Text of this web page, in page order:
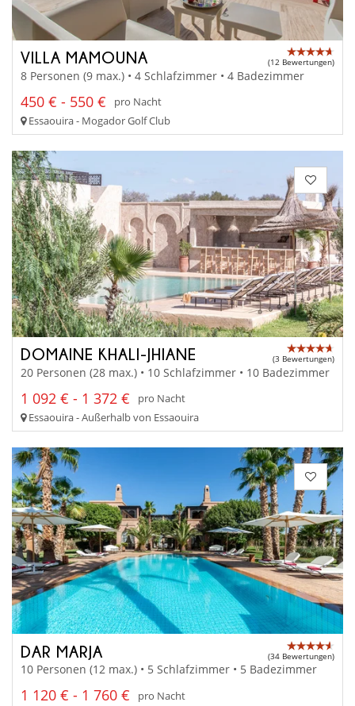
VILLA MAMOUNA (12 Bewertungen)
8 Personen (9 max.) • 4 Schlafzimmer • 4 Badezimmer
450 € - 550 €
pro Nacht
Essaouira - Mogador Golf Club
DOMAINE KHALI-JHIANE (3 Bewertungen)
20 Personen (28 max.) • 10 Schlafzimmer • 10 Badezimmer
1 092 € - 1 372 €
pro Nacht
Essaouira - Außerhalb von Essaouira
DAR MARJA (34 Bewertungen)
10 Personen (12 max.) • 5 Schlafzimmer • 5 Badezimmer
1 120 € - 1 760 €
pro Nacht